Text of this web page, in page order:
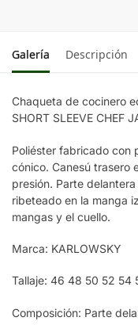
Galería Descripción
Chaqueta de cocinero
SHORT SLEEVE CHEF
Poliéster fabricado con
cónico. Canesú trasero
presión. Parte
ribeteado en la manga
mangas y el cuello.
Marca: KARLOWSKY
Tallaje: 46 48 50 52 54
Composición: Parte